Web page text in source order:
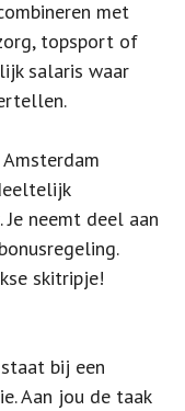
met
topsport of
salaris waar
neemt deel aan
skitripje!
bij een
Aan jou de taak